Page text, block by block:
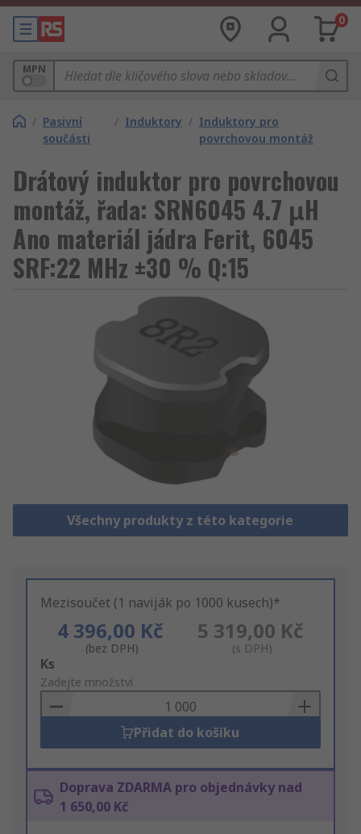
0
MPN
/ Pasivní
součásti
/ Induktory / Induktory pro
povrchovou montáž
Drátový induktor pro povrchovou
montáž, řada: SRN6045 4.7 μH
Ano materiál jádra Ferit, 6045
SRF:22 MHz ±30 % Q:15
Všechny produkty z této kategorie
Mezisoučet (1 naviják po 1000 kusech)*
4 396,00 Kč
(bez DPH)
5 319,00 Kč
(s DPH)
Add
to
Basket
Ks
Zadejte množství
Přidat do košíku
Doprava ZDARMA pro objednávky nad
1 650,00 Kč